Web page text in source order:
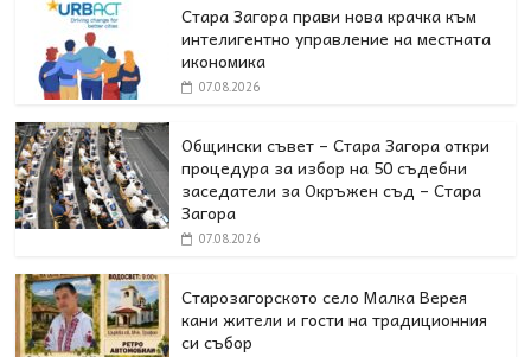
Стара Загора прави нова крачка към
интелигентно управление на местната
икономика
07.08.2026
Общински съвет – Стара Загора откри
процедура за избор на 50 съдебни
заседатели за Окръжен съд – Стара
Загора
07.08.2026
Старозагорското село Малка Верея
кани жители и гости на традиционния
си събор